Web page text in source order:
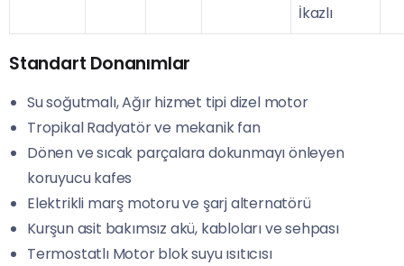
İkazlı
Standart Donanımlar
Su soğutmalı, Ağır hizmet tipi dizel motor
Tropikal Radyatör ve mekanik fan
Dönen ve sıcak parçalara dokunmayı önleyen
koruyucu kafes
Elektrikli marş motoru ve şarj alternatörü
Kurşun asit bakımsız akü, kabloları ve sehpası
Termostatlı Motor blok suyu ısıtıcısı